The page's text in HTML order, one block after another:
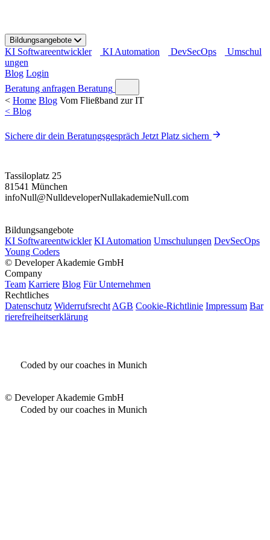
t
o
c
o
n
e
t
Bildungsangebote
KI Softwareentwickler KI Automation DevSecOps
Umschul
ungen
Blog Login
Beratung anfragen Beratung
< Home Blog Vom Fließband zur IT
< Blog
Sichere dir dein Beratungsgespräch Jetzt Platz sichern
Tassiloplatz 25
81541 München
infoNull@NulldeveloperNullakademieNull.com
Bildungsangebote
KI Softwareentwickler KI Automation Umschulungen DevSecOps
Young Coders
© Developer Akademie GmbH
Company
Team Karriere Blog Für Unternehmen
Rechtliches
Datenschutz WiderrufsrechtAGB Cookie-Richtlinie Impressum Bar
rierefreiheitserklärung
Coded by our coaches in Munich
© Developer Akademie GmbH
Coded by our coaches in Munich